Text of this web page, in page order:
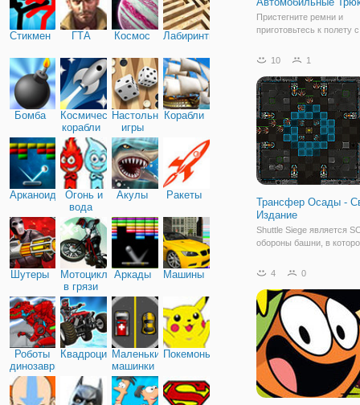
Стикмен ГТА Космос Лабиринты
Бомба
Космические
корабли
Настольные
игры
Корабли
Арканоид
Огонь и
вода
Акулы Ракеты
Шутеры
Мотоциклы
в грязи
Аркады Машины
Роботы
динозавры
КвадроциклыМаленькие
машинки
Покемоны
Пристегните ремни и
приготовьтесь к полету
удивительные трюки.
10 1
Трансфер Осады -
Издание
Shuttle Siege является
обороны башни, в
металлических
обороноспособность
что вы можете создать
4 0